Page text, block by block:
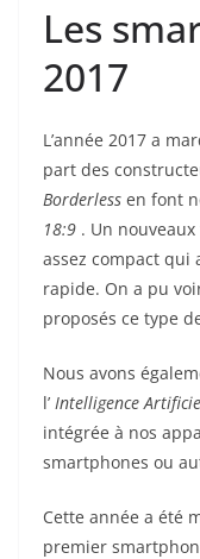
Les
2017
L’année 2017 a
part des
Borderless en font
18:9 . Un
assez compact qui
rapide. On a pu
proposés ce type
Nous avons
l’ Intelligence
intégrée à nos
smartphones ou
Cette année a été
premier